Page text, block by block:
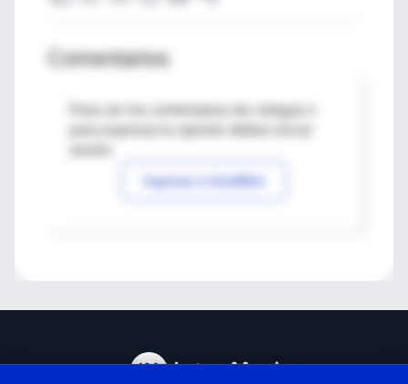
Comentarios
Para ver los comentarios de colegas o
Ingresar a IntraMed